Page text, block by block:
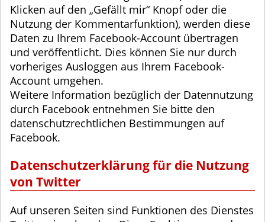
Klicken auf den „Gefällt mir“ Knopf oder die
Nutzung der Kommentarfunktion), werden diese
Daten zu Ihrem Facebook-Account übertragen
und veröffentlicht. Dies können Sie nur durch
vorheriges Ausloggen aus Ihrem Facebook-
Account umgehen.
Weitere Information bezüglich der Datennutzung
durch Facebook entnehmen Sie bitte den
datenschutzrechtlichen Bestimmungen auf
Facebook.
Datenschutzerklärung für die Nutzung
von Twitter
Auf unseren Seiten sind Funktionen des Dienstes